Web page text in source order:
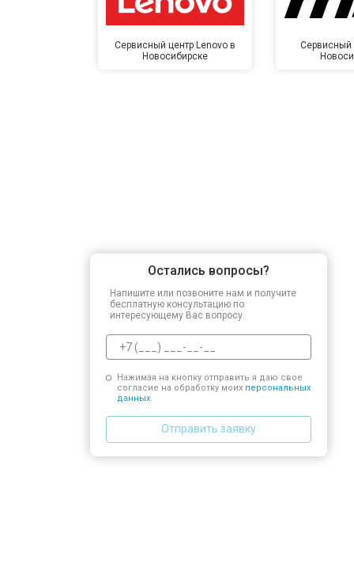
Сервисный центр Lenovo в
Новосибирске
Сервисный
Остались вопросы?
Напишите или позвоните нам и получите
бесплатную консультацию по
интересующему Вас вопросу.
Нажимая на кнопку отправить я даю свое
согласие на обработку моих персональных
данных.
Отправить заявку